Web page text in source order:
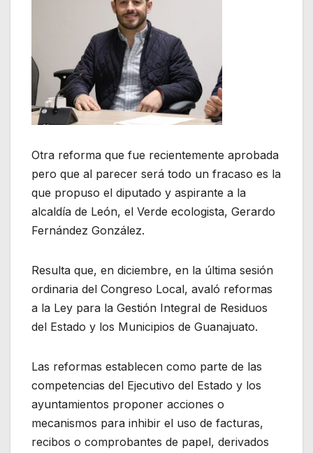
Otra reforma que fue recientemente aprobada
pero que al parecer será todo un fracaso es la
que propuso el diputado y aspirante a la
alcaldía de León, el Verde ecologista, Gerardo
Fernández González.
Resulta que, en diciembre, en la última sesión
ordinaria del Congreso Local, avaló reformas
a la Ley para la Gestión Integral de Residuos
del Estado y los Municipios de Guanajuato.
Las reformas establecen como parte de las
competencias del Ejecutivo del Estado y los
ayuntamientos proponer acciones o
mecanismos para inhibir el uso de facturas,
recibos o comprobantes de papel, derivados